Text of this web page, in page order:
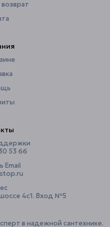
возврат
53 66
Email
4с1. Вход №5
в надежной сантехнике.